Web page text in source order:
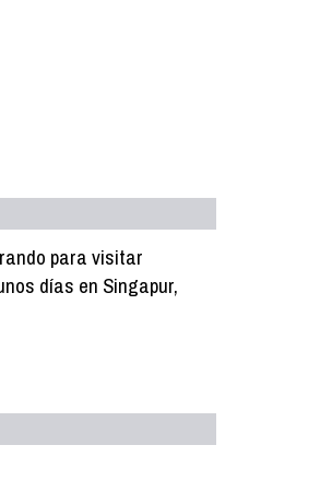
para visitar
días en Singapur,